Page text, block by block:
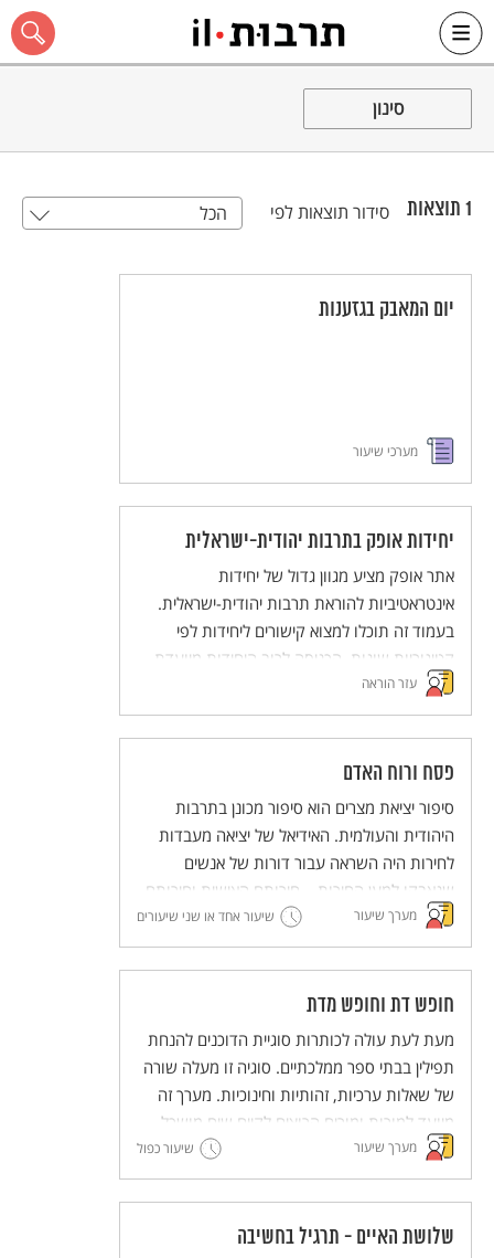
כל האתר
סינון
1 תוצאות סידור תוצאות לפי הכל
יום המאבק בגזענות
מערכי שיעור
יחידות אופק בתרבות יהודית-ישראלית
אתר אופק מציע מגוון גדול של יחידות
אינטראטיביות להוראת תרבות יהודית-ישראלית.
בעמוד זה תוכלו למצוא קישורים ליחידות לפי
קטיגוריות שונות. הכניסה לרוב היחידות מיועדת
לבעלי מנוי לאתר.
עזר הוראה
פסח ורוח האדם
סיפור יציאת מצרים הוא סיפור מכונן בתרבות
היהודית והעולמית. האידיאל של יציאה מעבדות
לחירות היה השראה עבור דורות של אנשים
שנאבקו למען החירות – חירותם האישית וחירותם
של אחרים. בכך, מעבר להיותו סיפור לאומי, סיפור
יציאת מצרים מבטא רעיון הומניסטי – חירות האדם
– וחושף את המנגנונים שדרכם בעלי הכוח
משעבדים אחרים. בשיעור הזה יפגשו התלמידים
טקסטים הקשורים ליציאת מצרים, שהדיון בהם
נועד להעצים את ההזדהות עם ערך החירות לכל
אדם, את האמפתיה לאחר ואת המודעות
למשמעות השליטה של אדם על זולתו.
מערך שיעור שיעור אחד או שני שיעורים
חופש דת וחופש מדת
מעת לעת עולה לכותרות סוגיית הדוכנים להנחת
תפילין בבתי ספר ממלכתיים. סוגיה זו מעלה שורה
של שאלות ערכיות, זהותיות וחינוכיות. מערך זה
מיועד למורות ומורים הרוצים לקיים שיח מושכל
בכיתה על התופעה. המערך מבקש ללבן את
הערכים "חופש דת" ו"חופש מדת" כזכויות יסוד,
וכן לדון באופיו של החינוך הממלכתי ושל יהדות
חילונית.
מערך שיעור שיעור כפול
שלושת האיים - תרגיל בחשיבה